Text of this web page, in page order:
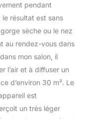
pour la
par exemple
la
le
aident
votre état
et de
le stress.
peut
pendant
résultat est sans
sèche ou le nez
au rendez-vous dans
mon salon, il
l’air et à diffuser un
d’environ 30 m². Le
est
un très léger